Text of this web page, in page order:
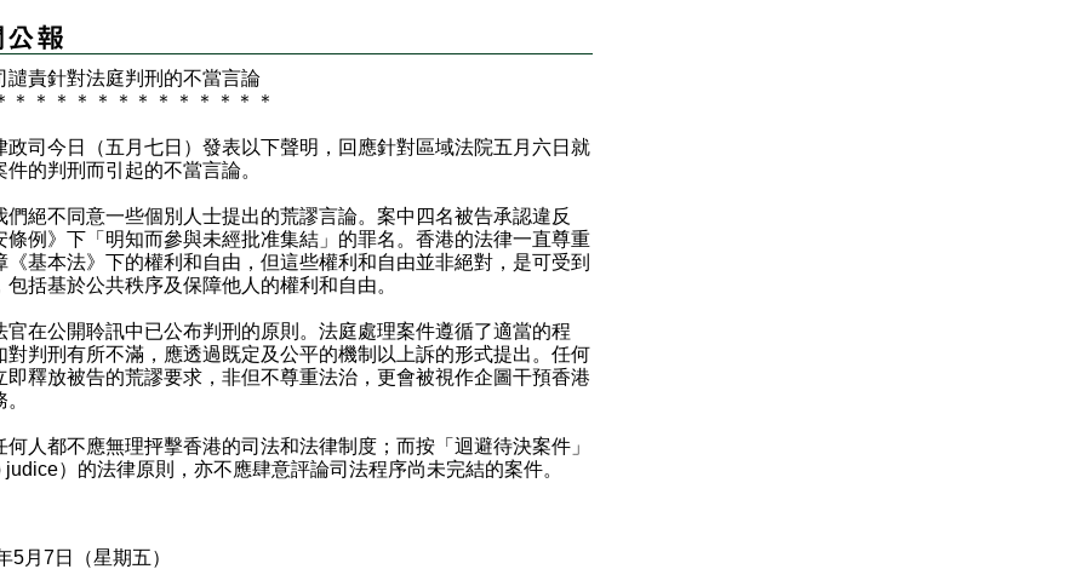
譴責針對法庭判刑的不當言論
＊ ＊ ＊ ＊ ＊ ＊ ＊ ＊ ＊ ＊ ＊ ＊ ＊
今日（五月七日）發表以下聲明，回應針對區域法院五月六日就
件的判刑而引起的不當言論。
不同意一些個別人士提出的荒謬言論。案中四名被告承認違反
條例》下「明知而參與未經批准集結」的罪名。香港的法律一直尊重
《基本法》下的權利和自由，但這些權利和自由並非絕對，是可受到
包括基於公共秩序及保障他人的權利和自由。
公開聆訊中已公布判刑的原則。法庭處理案件遵循了適當的程
對判刑有所不滿，應透過既定及公平的機制以上訴的形式提出。任何
即釋放被告的荒謬要求，非但不尊重法治，更會被視作企圖干預香港
都不應無理抨擊香港的司法和法律制度；而按「迴避待決案件」
judice）的法律原則，亦不應肆意評論司法程序尚未完結的案件。
5月7日（星期五）